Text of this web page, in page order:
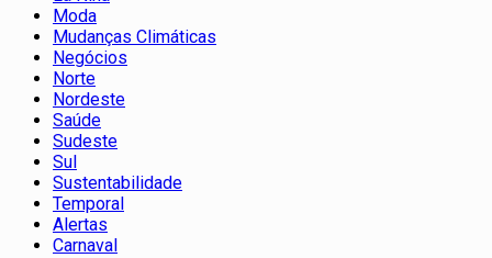
Moda
Mudanças Climáticas
Negócios
Norte
Nordeste
Saúde
Sudeste
Sul
Sustentabilidade
Temporal
Alertas
Carnaval